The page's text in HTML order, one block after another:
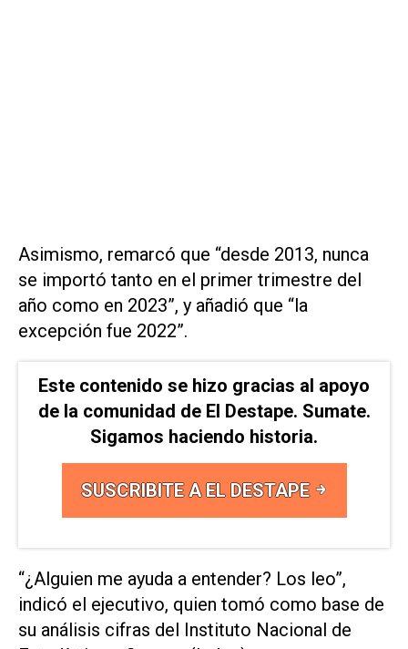
Asimismo, remarcó que “desde 2013, nunca
se importó tanto en el primer trimestre del
año como en 2023”, y añadió que “la
excepción fue 2022”.
Este contenido se hizo gracias al apoyo
de la comunidad de El Destape. Sumate.
Sigamos haciendo historia.
SUSCRIBITE A EL DESTAPE
“¿Alguien me ayuda a entender? Los leo”,
indicó el ejecutivo, quien tomó como base de
su análisis cifras del Instituto Nacional de